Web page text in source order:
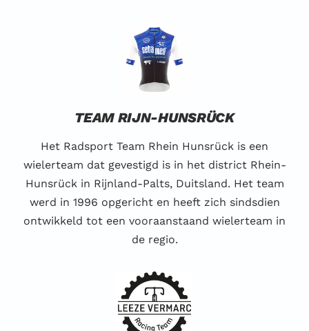
TEAM RIJN-HUNSRÜCK
Het Radsport Team Rhein Hunsrück is een
wielerteam dat gevestigd is in het district Rhein-
Hunsrück in Rijnland-Palts, Duitsland. Het team
werd in 1996 opgericht en heeft zich sindsdien
ontwikkeld tot een vooraanstaand wielerteam in
de regio.